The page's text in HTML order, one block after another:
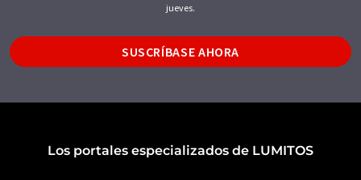
jueves.
SUSCRÍBASE AHORA
Los portales especializados de LUMITOS